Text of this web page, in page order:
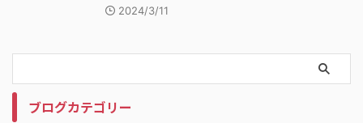
2024/3/11
ブログカテゴリー